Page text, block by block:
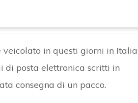
veicolato in questi giorni in Italia
di posta elettronica scritti in
consegna di un pacco.